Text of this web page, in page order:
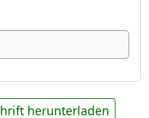
herunterladen